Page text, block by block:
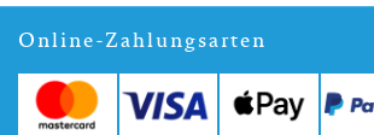
Online-Zahlungsarten